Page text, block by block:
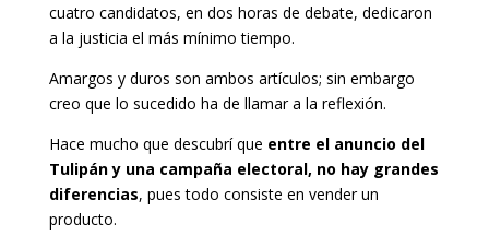
cuatro candidatos, en dos horas de debate, dedicaron
a la justicia el más mínimo tiempo.
Amargos y duros son ambos artículos; sin embargo
creo que lo sucedido ha de llamar a la reflexión.
Hace mucho que descubrí que entre el anuncio del
Tulipán y una campaña electoral, no hay grandes
diferencias, pues todo consiste en vender un
producto.